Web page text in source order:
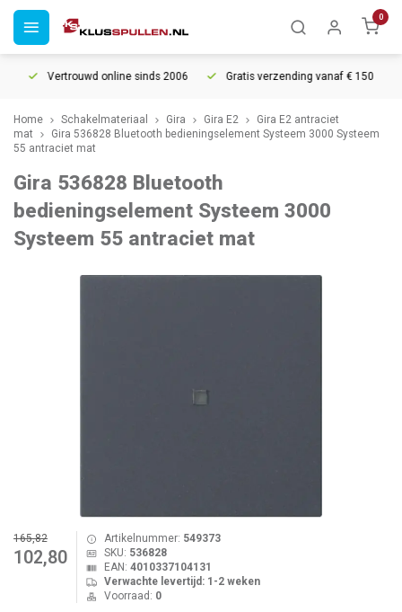
0
Vertrouwd online sinds 2006 Gratis verzending vanaf € 150
Home Schakelmateriaal Gira Gira E2
Gira E2 antraciet
mat
Gira 536828 Bluetooth bedieningselement Systeem 3000 Systeem
55 antraciet mat
Gira 536828 Bluetooth
bedieningselement Systeem 3000
Systeem 55 antraciet mat
165,82
102,80
Artikelnummer: 549373
SKU: 536828
EAN: 4010337104131
Verwachte levertijd: 1-2 weken
Voorraad: 0